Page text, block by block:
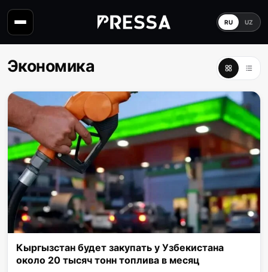
RU UZ
Экономика
Кыргызстан будет закупать у Узбекистана
около 20 тысяч тонн топлива в месяц